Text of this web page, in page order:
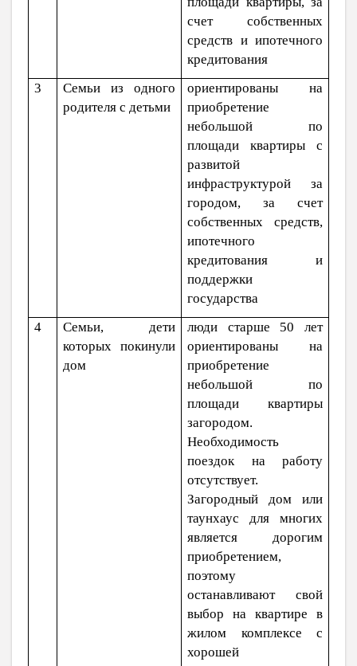
счет собственных
средств и ипотечного
кредитования
3
Семьи из одного
родителя с детьми
ориентированы на
приобретение
небольшой по
площади квартиры с
развитой
инфраструктурой за
городом, за счет
собственных средств,
ипотечного
кредитования и
поддержки
государства
4
Семьи, дети
которых покинули
дом
люди старше 50 лет
ориентированы на
приобретение
небольшой по
площади квартиры
загородом.
Необходимость
поездок на работу
отсутствует.
Загородный дом или
таунхаус для многих
является дорогим
приобретением,
поэтому
останавливают свой
выбор на квартире в
жилом комплексе с
хорошей